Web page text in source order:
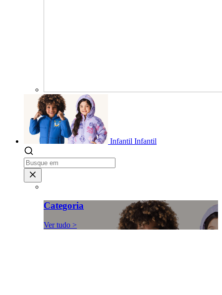
Infantil Infantil
Categoria
Ver tudo >